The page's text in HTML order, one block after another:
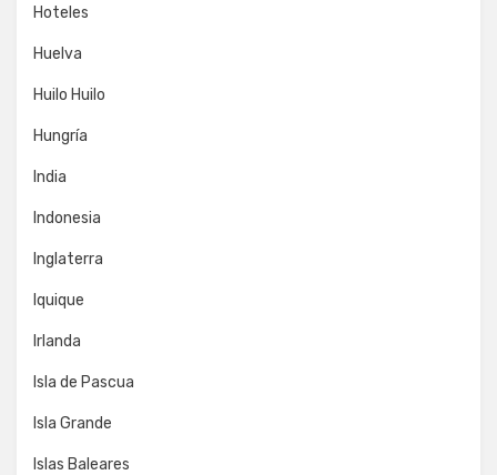
Hoteles
Huelva
Huilo Huilo
Hungría
India
Indonesia
Inglaterra
Iquique
Irlanda
Isla de Pascua
Isla Grande
Islas Baleares